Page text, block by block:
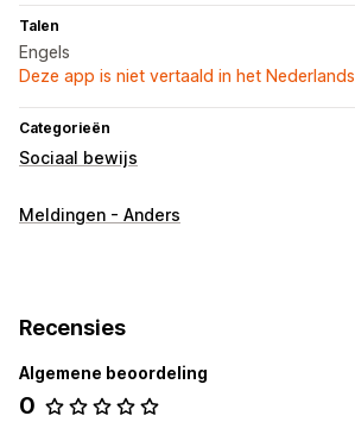
Talen
Engels
Deze app is niet vertaald in het Nederlands
Categorieën
Sociaal bewijs
Contenttypes
Productweergaven
Analytics
Meldingen - Anders
Recensies
Algemene beoordeling
0